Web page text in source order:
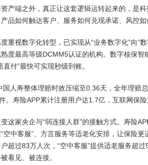
产端之外，真正让这套逻辑运转起来的，是
品如何触达客户、服务如何兑现承诺、风控如
重视数字化转型，已实现从“业务数字化”向“
度最高等级DCMM5认证的机构。数字核保
直付”最快可实现秒级到账。
国人寿整体理赔时效压缩至0.36天，全年理赔
。寿险APP累计注册用户达1.7亿，互联网保
这家央企与“弱连接人群”的接触方式。寿险
空中客服”、方言服务等适老化安排，让保险
超过83万人次，“空中客服”提供适老服务超
看见、被连接。